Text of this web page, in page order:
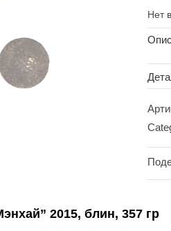
Нет
Вес:
2015, блин, 357 гр